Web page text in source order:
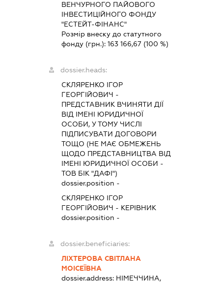
ВЕНЧУРНОГО ПАЙОВОГО
ІНВЕСТИЦІЙНОГО ФОНДУ
"ЕСТЕЙТ-ФІНАНС"
Розмір внеску до статутного
фонду (грн.):163 166,67 (100 %)
dossier.heads:
СКЛЯРЕНКО ІГОР
ГЕОРГІЙОВИЧ -
ПРЕДСТАВНИК ВЧИНЯТИ ДІЇ
ВІД ІМЕНІ ЮРИДИЧНОЇ
ОСОБИ, У ТОМУ ЧИСЛІ
ПІДПИСУВАТИ ДОГОВОРИ
ТОЩО (НЕ МАЄ ОБМЕЖЕНЬ
ЩОДО ПРЕДСТАВНИЦТВА ВІД
ІМЕНІ ЮРИДИЧНОЇ ОСОБИ -
ТОВ БІК "ДАФІ")
dossier.position -
СКЛЯРЕНКО ІГОР
ГЕОРГІЙОВИЧ - КЕРІВНИК
dossier.position -
dossier.beneficiaries:
ЛІХТЕРОВА СВІТЛАНА
МОІСЕЇВНА
dossier.address: НІМЕЧЧИНА,